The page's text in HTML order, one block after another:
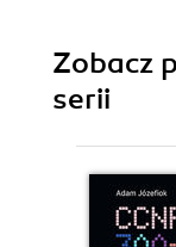
Zobacz
serii